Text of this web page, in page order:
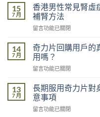
男
性
能
影
響
有
醫
學
角
市
男
性
精
不
足
的
五
原
因：
中
15
7 月
香港男性常見腎虛
補腎方法
在
港
男
性
常
腎
虛
症
狀
留言功能已關閉
14
7 月
奇力片回購用戶的
用嗎？
在
力
片
回
購
留言功能已關閉
13
7 月
長期服用奇力片對
意事項
在
留言功能已關閉